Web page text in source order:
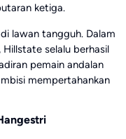
ketiga.
lawan tangguh. Dalam
selalu berhasil
pemain andalan
mempertahankan